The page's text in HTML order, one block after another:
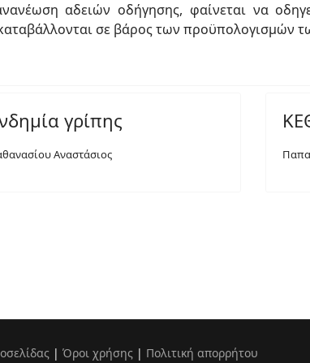
αδειών οδήγησης, φαίνεται να
σε βάρος των προϋπολογισμών
γρίπης
Αναστάσιος
| Όροι χρήσης| Πολιτική απορρήτου